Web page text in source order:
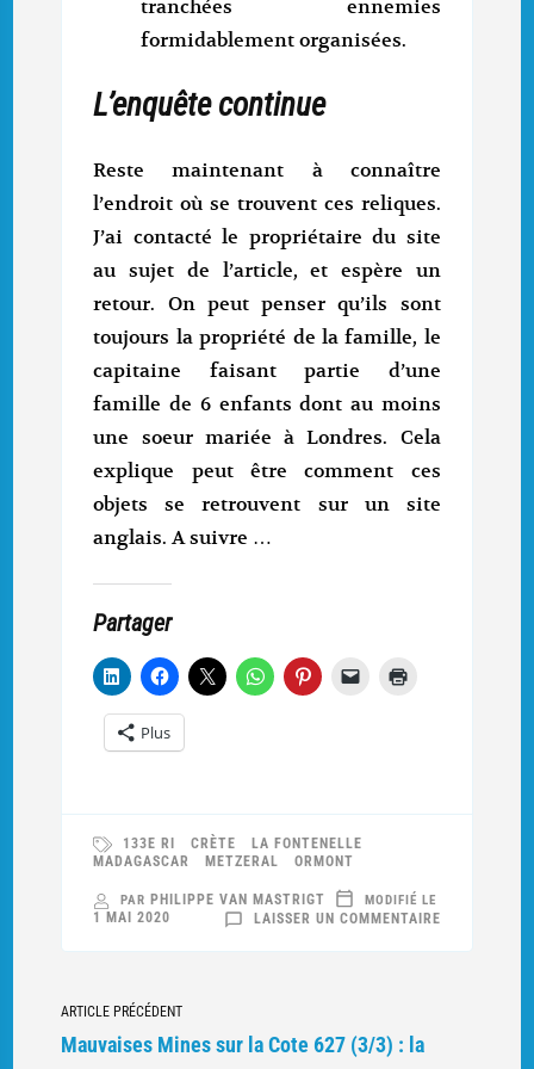
tranchées ennemies
formidablement organisées.
L’enquête continue
Reste maintenant à connaître
l’endroit où se trouvent ces reliques.
J’ai contacté le propriétaire du site
au sujet de l’article, et espère un
retour. On peut penser qu’ils sont
toujours la propriété de la famille, le
capitaine faisant partie d’une
famille de 6 enfants dont au moins
une soeur mariée à Londres. Cela
explique peut être comment ces
objets se retrouvent sur un site
anglais. A suivre …
Partager
Plus
133E RI CRÈTE
LA FONTENELLE
MADAGASCAR
METZERAL ORMONT
PAR PHILIPPE VAN MASTRIGT
LAISSER UN COMMENTAIRESUR
MODIFIÉ LE
1 MAI 2020
Navigation
vers
ARTICLE PRÉCÉDENT
Mauvaises Mines sur la Cote 627 (3/3) : la